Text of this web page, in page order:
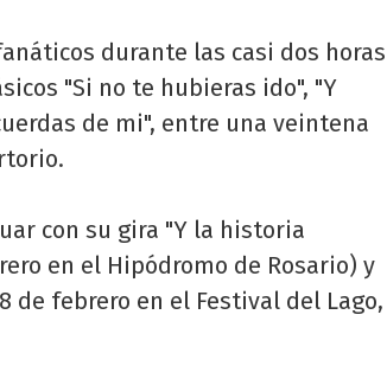
durante las casi dos horas
"Si no te hubieras ido", "Y
de mi", entre una veintena
con su gira "Y la historia
en el Hipódromo de Rosario) y
de febrero en el Festival del Lago,